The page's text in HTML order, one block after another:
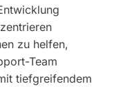
zu helfen,
Team
tiefgreifendem